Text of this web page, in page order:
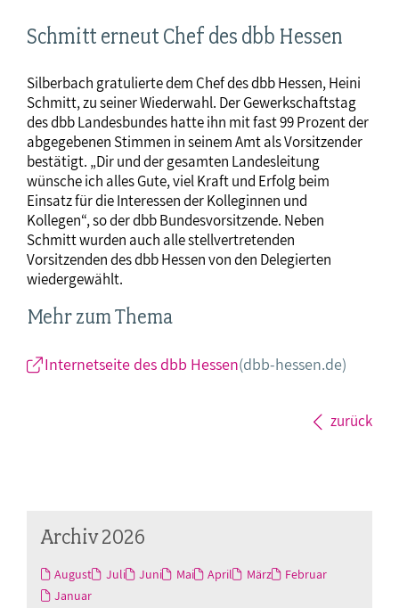
Schmitt erneut Chef des dbb Hessen
Silberbach gratulierte dem Chef des dbb Hessen, Heini
Schmitt, zu seiner Wiederwahl. Der Gewerkschaftstag
des dbb Landesbundes hatte ihn mit fast 99 Prozent der
abgegebenen Stimmen in seinem Amt als Vorsitzender
bestätigt. „Dir und der gesamten Landesleitung
wünsche ich alles Gute, viel Kraft und Erfolg beim
Einsatz für die Interessen der Kolleginnen und
Kollegen“, so der dbb Bundesvorsitzende. Neben
Schmitt wurden auch alle stellvertretenden
Vorsitzenden des dbb Hessen von den Delegierten
wiedergewählt.
Mehr zum Thema
Internetseite des dbb Hessen(dbb-hessen.de)
zurück
Archiv 2026
August Juli Juni Mai April März
Februar
Januar